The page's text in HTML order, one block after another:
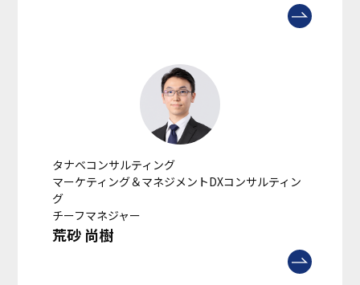
タナベコンサルティング
マーケティング＆マネジメントDXコンサルティン
グ
チーフマネジャー
荒砂 尚樹